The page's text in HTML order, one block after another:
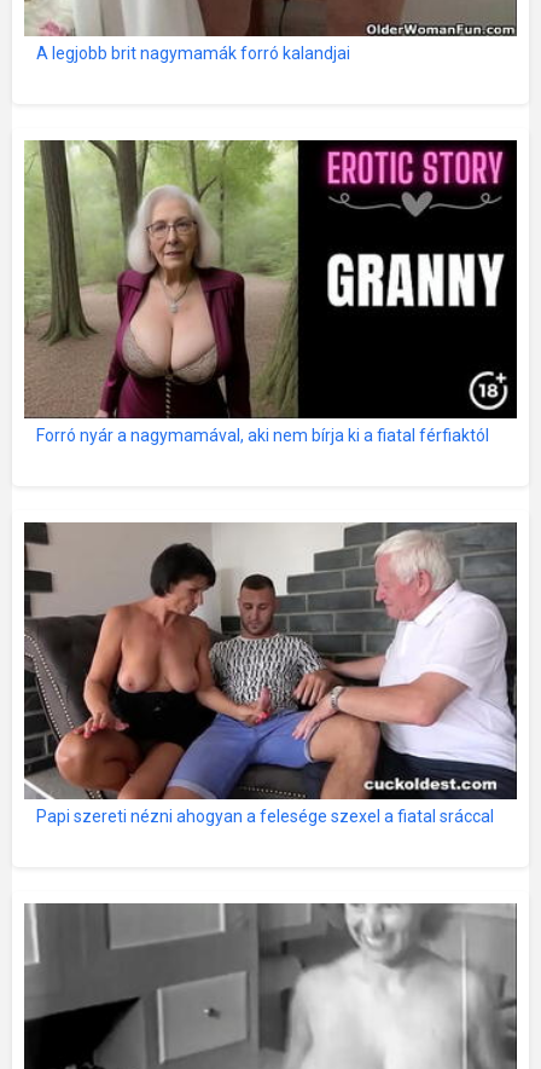
A legjobb brit nagymamák forró kalandjai
Forró nyár a nagymamával, aki nem bírja ki a fiatal férfiaktól
Papi szereti nézni ahogyan a felesége szexel a fiatal sráccal